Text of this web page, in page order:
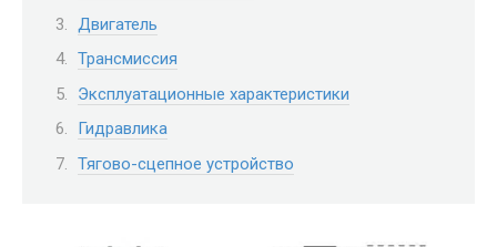
Двигатель
Трансмиссия
Эксплуатационные характеристики
Гидравлика
Тягово-сцепное устройство